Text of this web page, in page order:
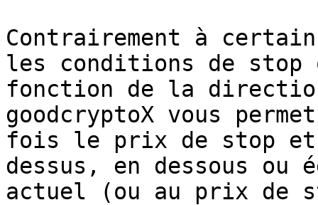
Contrairement à
les conditions de
fonction de la
goodcryptoX vous
fois le prix de stop
dessus, en dessous ou
actuel (ou au prix de